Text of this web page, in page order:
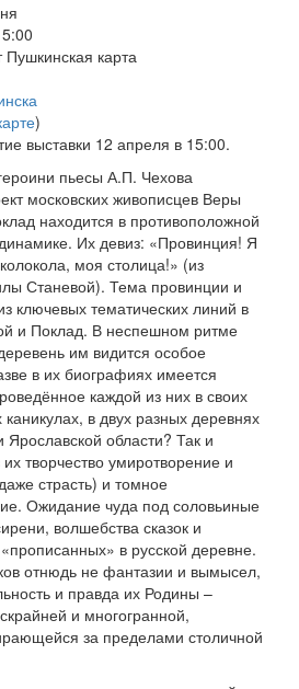
карта
)
выставки 12 апреля в 15:00.
пьесы А.П. Чехова
московских живописцев Веры
находится в противоположной
Их девиз: «Провинция! Я
моя столица!» (из
Станевой). Тема провинции и
ключевых тематических линий в
и Поклад. В неспешном ритме
им видится особое
в их биографиях имеется
каждой из них в своих
в двух разных деревнях
Ярославской области? Так и
творчество умиротворение и
страсть) и томное
Ожидание чуда под соловьиные
волшебства сказок и
в русской деревне.
отнюдь не фантазии и вымысел,
и правда их Родины –
и многогранной,
за пределами столичной